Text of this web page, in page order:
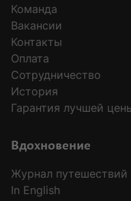
Команда
Вакансии
Контакты
Оплата
Сотрудничество
История
Гарантия лучшей
Вдохновение
Журнал путешествий
In English